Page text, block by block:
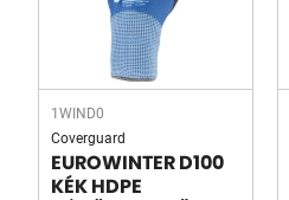
1WIND0
Coverguard
EUROWINTER D100
KÉK HDPE